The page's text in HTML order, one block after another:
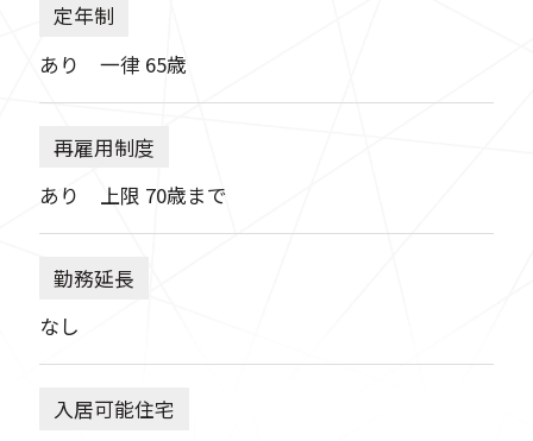
定年制
あり 一律 65歳
再雇用制度
あり 上限 70歳まで
勤務延長
なし
入居可能住宅